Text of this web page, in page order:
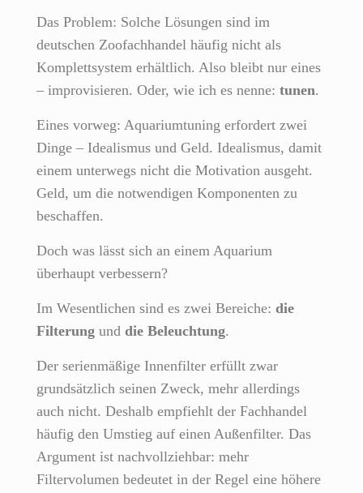
Das Problem: Solche Lösungen sind im
deutschen Zoofachhandel häufig nicht als
Komplettsystem erhältlich. Also bleibt nur eines
– improvisieren. Oder, wie ich es nenne: tunen.
Eines vorweg: Aquariumtuning erfordert zwei
Dinge – Idealismus und Geld. Idealismus, damit
einem unterwegs nicht die Motivation ausgeht.
Geld, um die notwendigen Komponenten zu
beschaffen.
Doch was lässt sich an einem Aquarium
überhaupt verbessern?
Im Wesentlichen sind es zwei Bereiche: die
Filterung und die Beleuchtung.
Der serienmäßige Innenfilter erfüllt zwar
grundsätzlich seinen Zweck, mehr allerdings
auch nicht. Deshalb empfiehlt der Fachhandel
häufig den Umstieg auf einen Außenfilter. Das
Argument ist nachvollziehbar: mehr
Filtervolumen bedeutet in der Regel eine höhere